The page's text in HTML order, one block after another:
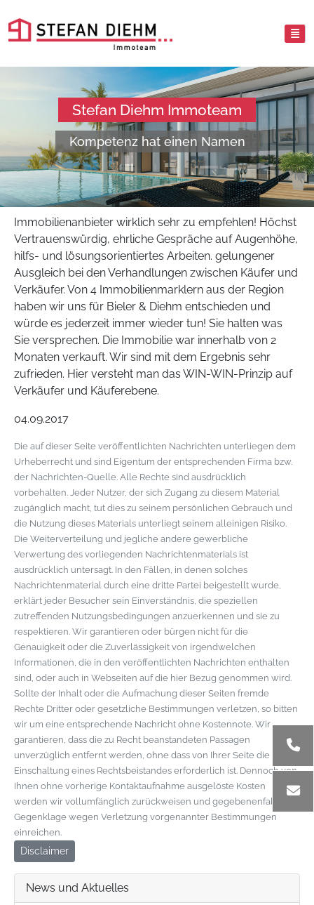
Stefan Diehm Immoteam
Kompetenz hat einen Namen
Immobilienanbieter wirklich sehr zu empfehlen! Höchst
Vertrauenswürdig, ehrliche Gespräche auf Augenhöhe,
hilfs- und lösungsorientiertes Arbeiten. gelungener
Ausgleich bei den Verhandlungen zwischen Käufer und
Verkäufer. Von 4 Immobilienmarklern aus der Region
haben wir uns für Bieler & Diehm entschieden und
würde es jederzeit immer wieder tun! Sie halten was
Sie versprechen. Die Immobilie war innerhalb von 2
Monaten verkauft. Wir sind mit dem Ergebnis sehr
zufrieden. Hier versteht man das WIN-WIN-Prinzip auf
Verkäufer und Käuferebene.
04.09.2017
Die auf dieser Seite veröffentlichten Nachrichten unterliegen dem
Urheberrecht und sind Eigentum der entsprechenden Firma bzw.
der Nachrichten-Quelle. Alle Rechte sind ausdrücklich
vorbehalten. Jeder Nutzer, der sich Zugang zu diesem Material
zugänglich macht, tut dies zu seinem persönlichen Gebrauch und
die Nutzung dieses Materials unterliegt seinem alleinigen Risiko.
Die Weiterverteilung und jegliche andere gewerbliche
Verwertung des vorliegenden Nachrichtenmaterials ist
ausdrücklich untersagt. In den Fällen, in denen solches
Nachrichtenmaterial durch eine dritte Partei beigestellt wurde,
erklärt jeder Besucher sein Einverständnis, die speziellen
zutreffenden Nutzungsbedingungen anzuerkennen und sie zu
respektieren. Wir garantieren oder bürgen nicht für die
Genauigkeit oder die Zuverlässigkeit von irgendwelchen
Informationen, die in den veröffentlichten Nachrichten enthalten
sind, oder auch in Webseiten auf die hier Bezug genommen wird.
Sollte der Inhalt oder die Aufmachung dieser Seiten fremde
Rechte Dritter oder gesetzliche Bestimmungen verletzen, so bitten
wir um eine entsprechende Nachricht ohne Kostennote. Wir
garantieren, dass die zu Recht beanstandeten Passagen
unverzüglich entfernt werden, ohne dass von Ihrer Seite die
Einschaltung eines Rechtsbeistandes erforderlich ist. Dennoch von
Ihnen ohne vorherige Kontaktaufnahme ausgelöste Kosten
werden wir vollumfänglich zurückweisen und gegebenenfalls
Gegenklage wegen Verletzung vorgenannter Bestimmungen
einreichen.
Disclaimer
News und Aktuelles